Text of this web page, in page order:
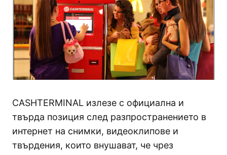
CASHTERMINAL излезе с официална и
твърда позиция след разпространението в
интернет на снимки, видеоклипове и
твърдения, които внушават, че чрез